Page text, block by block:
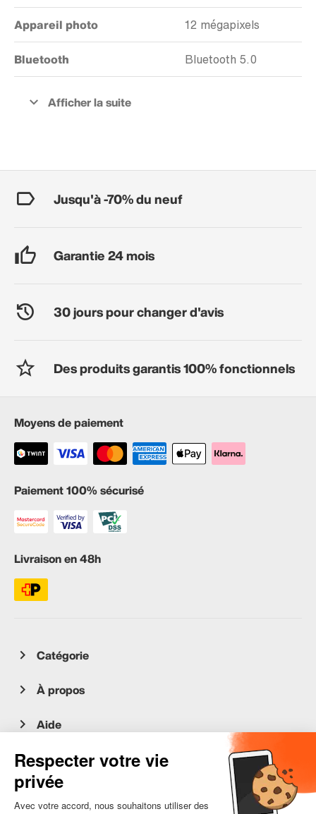
Appareil photo 12 mégapixels
Bluetooth Bluetooth 5.0
Jusqu'à -70% du neuf
Garantie 24 mois
30 jours pour changer d'avis
Des produits garantis 100% fonctionnels
Moyens de paiement
Paiement 100% sécurisé
Livraison en 48h
Catégorie
À propos
Aide
Service client
occasion.migros.mobile@recommerce.com